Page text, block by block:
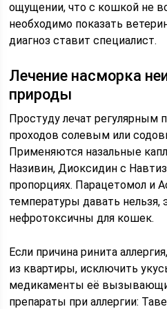
ощущении, что с кошкой не
необходимо показать
диагноз ставит специалист.
Лечение насморка
природы
Простуду лечат
проходов солевым или
Применяются назальные
Називин, Диоксидин с
пропорциях. Парацетомол и
температуры давать нельзя,
нефротоксичны для кошек.
Если причина ринита
из квартиры, исключить
медикаменты её
препараты при аллергии: